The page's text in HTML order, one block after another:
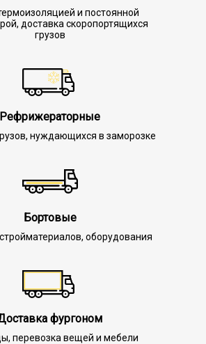
и постоянной
доставка скоропортящихся
грузов
Рефрижераторные
нуждающихся в заморозке
Бортовые
оборудования
фургоном
перевозка вещей и мебели